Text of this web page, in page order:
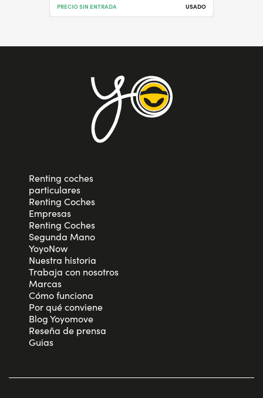
PRECIO SIN ENTRADA USADO
Renting coches
particulares
Renting Coches
Empresas
Renting Coches
Segunda Mano
YoyoNow
Nuestra historia
Trabaja con nosotros
Marcas
Cómo funciona
Por qué conviene
Blog Yoyomove
Reseña de prensa
Guias